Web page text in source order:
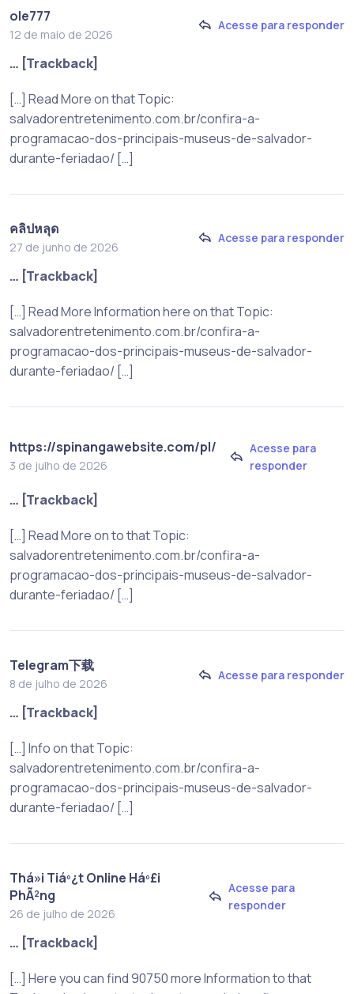
ole777
12 de maio de 2026
Acesse para responder
… [Trackback]
[…] Read More on that Topic:
salvadorentretenimento.com.br/confira-a-
programacao-dos-principais-museus-de-salvador-
durante-feriadao/ […]
คลิปหลุด
27 de junho de 2026
Acesse para responder
… [Trackback]
[…] Read More Information here on that Topic:
salvadorentretenimento.com.br/confira-a-
programacao-dos-principais-museus-de-salvador-
durante-feriadao/ […]
https://spinangawebsite.com/pl/
3 de julho de 2026
Acesse para
responder
… [Trackback]
[…] Read More on to that Topic:
salvadorentretenimento.com.br/confira-a-
programacao-dos-principais-museus-de-salvador-
durante-feriadao/ […]
Telegram下载
8 de julho de 2026
Acesse para responder
… [Trackback]
[…] Info on that Topic:
salvadorentretenimento.com.br/confira-a-
programacao-dos-principais-museus-de-salvador-
durante-feriadao/ […]
Thá»i Tiáº¿t Online Háº£i
PhÃ²ng
26 de julho de 2026
Acesse para
responder
… [Trackback]
[…] Here you can find 90750 more Information to that